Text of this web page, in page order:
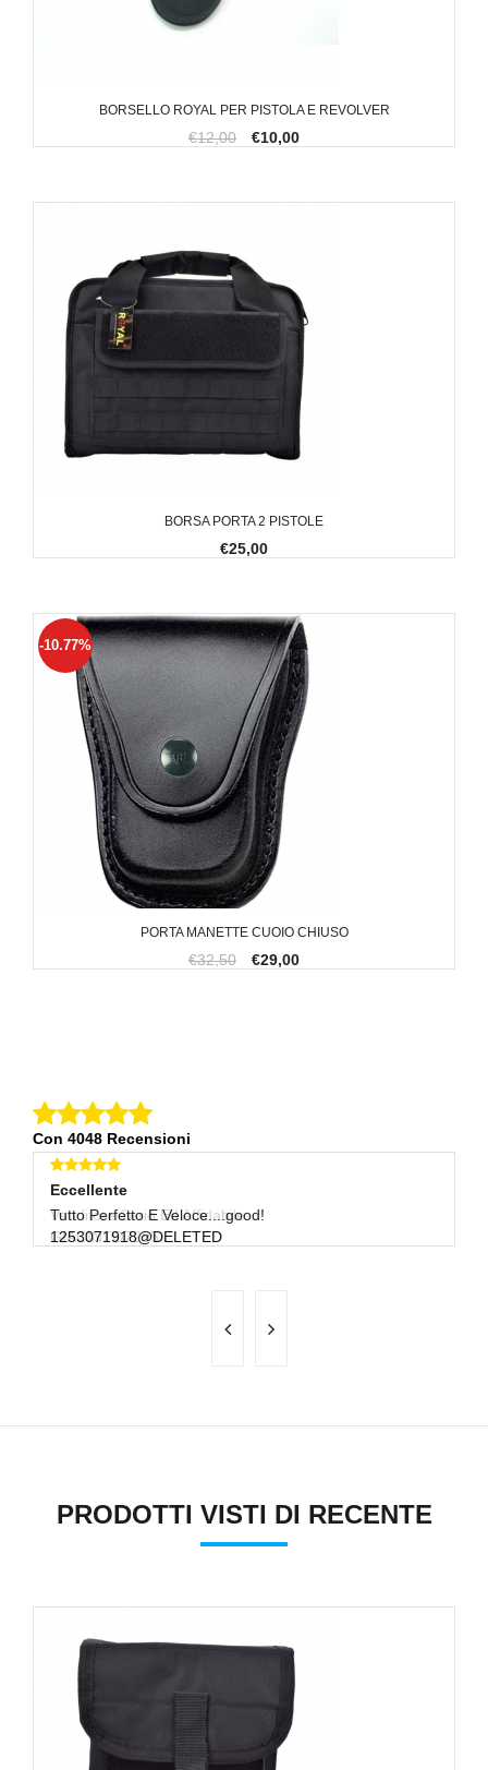
BORSELLO ROYAL PER PISTOLA E REVOLVER
€12,00 €10,00
BORSA PORTA 2 PISTOLE
€25,00
PORTA MANETTE CUOIO CHIUSO
-10.77%
€32,50 €29,00
Con 4048 Recensioni
Eccellente
Venditore Serio Ed Affidabile
GIACINTO7255
Eccellente
Tutto Perfetto E Veloce....good!
1253071918@DELETED
PRODOTTI VISTI DI RECENTE